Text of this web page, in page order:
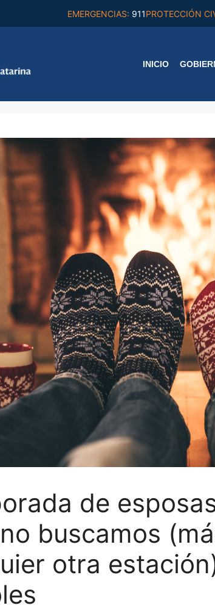
EMERGENCIAS: 911PROTECCIÓN
INICIO
de
buscamos
otra